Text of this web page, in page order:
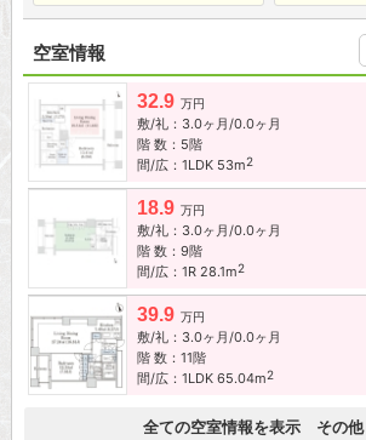
空室情報
32.9 万円
敷/礼：3.0ヶ月/0.0ヶ月
階 数：5階
間/広：1LDK 53m2
18.9 万円
敷/礼：3.0ヶ月/0.0ヶ月
階 数：9階
間/広：1R 28.1m2
39.9 万円
敷/礼：3.0ヶ月/0.0ヶ月
階 数：11階
間/広：1LDK 65.04m2
全ての空室情報を表示 その他